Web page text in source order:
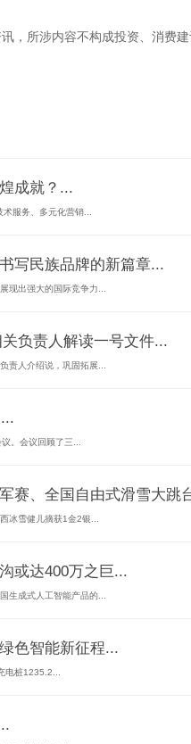
，所涉内容不构成投资、消费
成就？...
服务、多元化营销...
写民族品牌的新篇章...
现出强大的国际竞争力...
负责人解读一号文件...
责人介绍说，巩固拓展...
。会议回顾了三...
赛、全国自由式滑雪大跳
冰雪健儿摘获1金2银...
或达400万之巨...
生成式人工智能产品的...
色智能新征程...
电桩1235.2...